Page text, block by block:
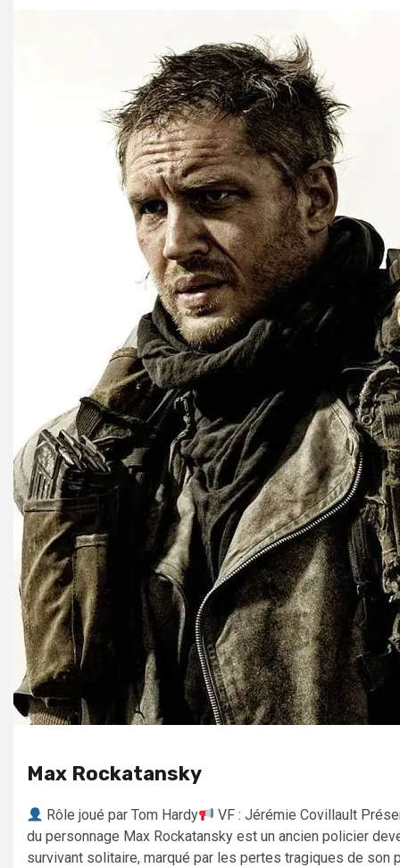
Max Rockatansky
Rôle joué par Tom Hardy
VF : Jérémie Covillault
du personnage Max Rockatansky est un ancien policier
survivant solitaire, marqué par les pertes tragiques de son